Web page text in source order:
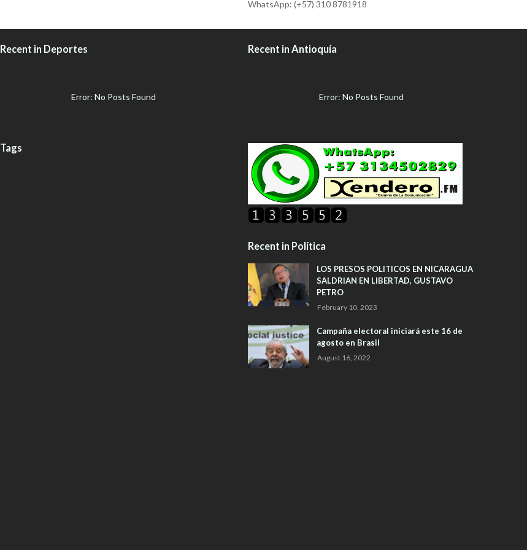
WhatsApp: (+57) 310 8781918
Recent in Deportes
Error: No Posts Found
Tags
Recent in Antioquía
Error: No Posts Found
Recent in Política
LOS PRESOS POLITICOS EN NICARAGUA
SALDRIAN EN LIBERTAD, GUSTAVO
PETRO
February 10, 2023
Campaña electoral iniciará este 16 de
agosto en Brasil
August 16, 2022